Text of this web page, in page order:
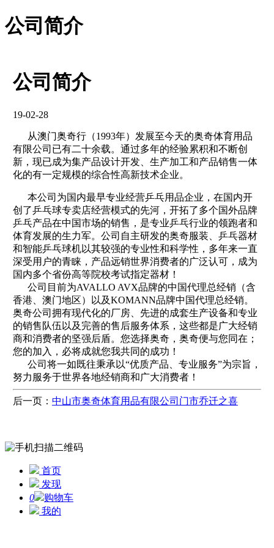
公司简介
公司简介
19-02-28
从澳门奥奇行（1993年）发展至今天的奥奇体育用品
有限公司已有二十余载。通过多年的经验累积和不断创
新，现已成为集产品设计开发、生产加工和产品销售一体
化的有一定规模的综合性高新技术企业。
本公司为国内最早专业经营乒乓用品企业，在国内开
创了乒乓球专卖店经营模式的先河，开拓了多个国外品牌
乒乓产品在中国市场的销售，是专业乒乓行业的领跑者和
体育发展的生力军。公司自主研发的奥奇服装、乒乓器材
和智能乒乓球机以其较强的专业性和科学性，多年来一直
深受用户的青睐，产品远销世界消费者的广泛认可，成为
国内多个省份高等院校考试指定器材！
公司目前为AVALLO AVX品牌的中国代理总经销（含
香港、澳门地区）以及KOMANN品牌中国代理总经销。
奥奇公司拥有现代化的厂房、先进的成套生产设备和专业
的销售队伍以及完善的售后服务体系，这些都是广大经销
商和消费者的坚强后盾。您选择奥奇，奥奇便与您同在；
您的加入，必将成就您我共同的成功！
公司将一如既往秉承以“优质产品、专业服务”为宗旨，
努力服务于世界各地经销商和广大消费者！
后一页： 中山市奥奇体育用品有限公司门市乔迁之喜
首页
发现
0
购物车
我的